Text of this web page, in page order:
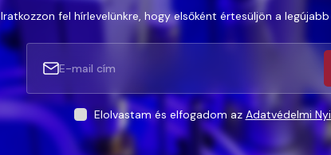
Iratkozzon fel hírlevelünkre, hogy elsőként értesüljön a
Elolvastam és elfogadom azAdatvédelmi